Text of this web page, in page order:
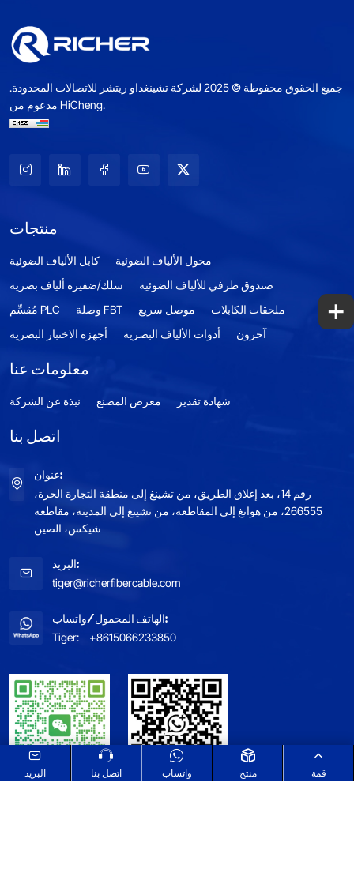
جميع الحقوق محفوظة © 2025 لشركة تشينغداو ريتشر للاتصالات المحدودة.
مدعوم من HiCheng.
منتجات
كابل الألياف الضوئية
محول الألياف الضوئية
سلك/ضفيرة ألياف بصرية
صندوق طرفي للألياف الضوئية
مُقسِّم PLC
وصلة FBT موصل سريع
ملحقات الكابلات
أجهزة الاختبار البصرية
أدوات الألياف البصرية آحرون
معلومات عنا
نبذة عن الشركة معرض المصنع شهادة تقدير
اتصل بنا
عنوان:
رقم 14، بعد إغلاق الطريق، من تشينغ إلى منطقة التجارة الحرة،
266555، من هوانغ إلى المقاطعة، من تشينغ إلى المدينة، مقاطعة
شيكس، الصين
البريد:
tiger@richerfibercable.com
الهاتف المحمول/واتساب:
Tiger:
+8615066233850
+
البريد اتصل بنا واتساب منتج قمة